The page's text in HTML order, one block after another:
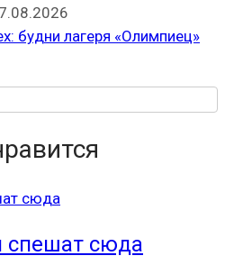
будни лагеря «Олимпиец»
спешат сюда